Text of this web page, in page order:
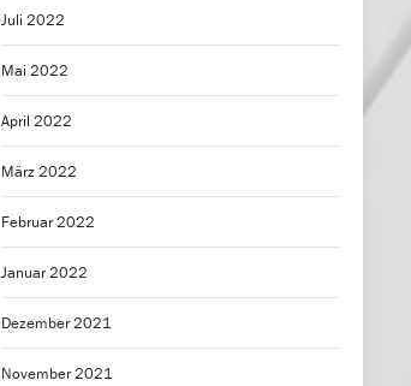
Juli 2022
Mai 2022
April 2022
März 2022
Februar 2022
Januar 2022
Dezember 2021
November 2021